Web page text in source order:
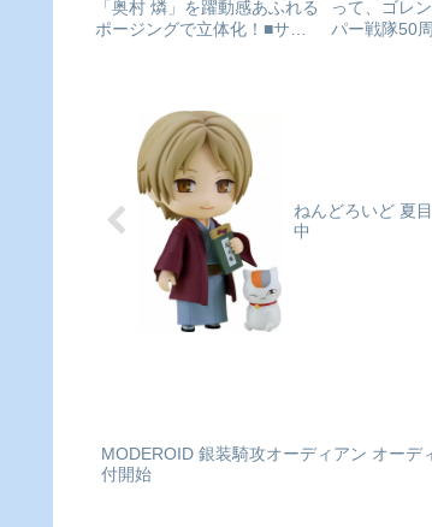
「奥村 燐」を躍動感あふれる
ポージングで立体化！■サイ
『秘密戦
ー』
って、ゴレ
パー戦隊50
ねんどろいど 夏
中
MODEROID 銀装騎攻オーディアン オー
付開始